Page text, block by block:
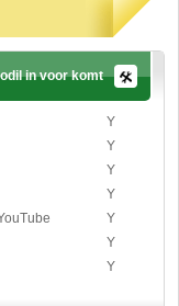
in voor komt
Y
Y
Y
Y
Y
Y
Y